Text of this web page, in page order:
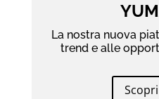
La nostra nuova
trend e alle